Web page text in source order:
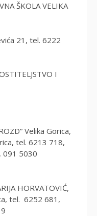
ŠKOLA VELIKA
21, tel. 6222
I
Velika Gorica,
tel. 6213 718,
091 5030
HORVATOVIĆ,
tel. 6252 681,